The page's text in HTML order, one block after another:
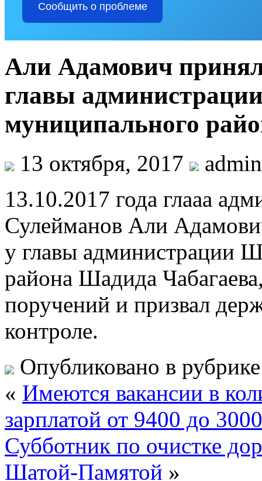
Сообщить о проблеме
Али Адамович
главы
муниципального
13 октября, 2017
13.10.2017 года глааа
Сулейманов Али
у главы администрации
района Шадида
поручений и призвал
контроле.
Опубликовано в
« Имеются вакансии в
зарплатой от 9400 до
Субботник по очистке
Шатой-Памятой »